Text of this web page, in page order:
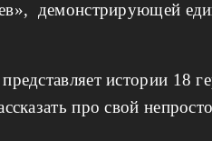
демонстрирующей
истории 18
про свой